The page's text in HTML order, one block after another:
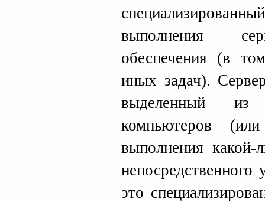
выполнения
обеспечения (в
иных задач).
выделенный из
компьютеров
выполнения какой-
непосредственного
это